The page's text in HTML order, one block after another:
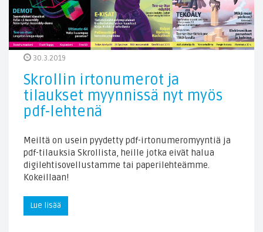
30.3.2019
Skrollin irtonumerot ja
tilaukset myynnissä nyt myös
pdf-lehtenä
Meiltä on usein pyydetty pdf-irtonumeromyyntiä ja
pdf-tilauksia Skrollista, heille jotka eivät halua
digilehtisovellustamme tai paperilehteämme.
Kokeillaan!
Lue lisää